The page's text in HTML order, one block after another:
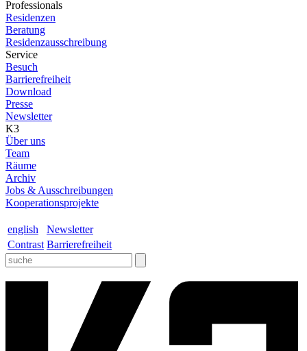
Professionals
Residenzen
Beratung
Residenzausschreibung
Service
Besuch
Barrierefreiheit
Download
Presse
Newsletter
K3
Über uns
Team
Räume
Archiv
Jobs & Ausschreibungen
Kooperationsprojekte
english
Newsletter
Contrast Barrierefreiheit